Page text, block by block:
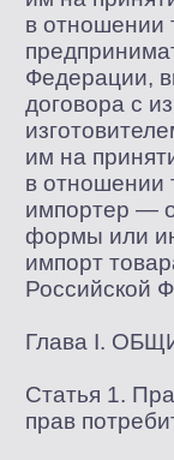
в отношении
Федерации,
договора с
им на
в отношении
импортер —
формы или
импорт
Российской
Глава I.
Статья 1.
прав